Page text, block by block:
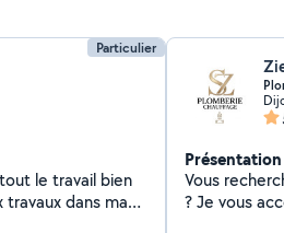
Particulier
dans ma
Présentation
Vous
? Je vous